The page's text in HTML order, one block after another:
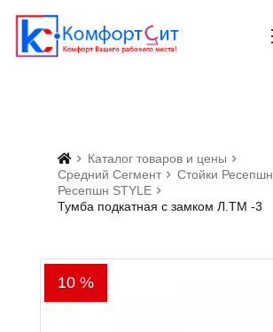
Каталог товаров и цены
Средний Сегмент
Стойки Ресепшн
Ресепшн STYLE
Тумба подкатная с замком Л.ТМ -3
10 %